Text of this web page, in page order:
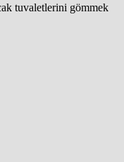
tuvaletlerini gömmek